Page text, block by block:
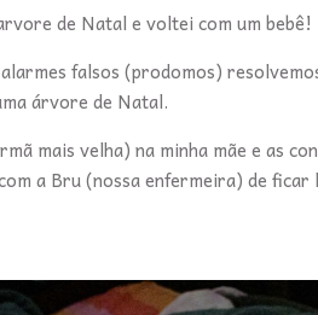
de Natal e voltei com um bebê!
falsos (prodomos)
árvore de Natal.
mais velha) na minha mãe e as
a Bru (nossa enfermeira) de